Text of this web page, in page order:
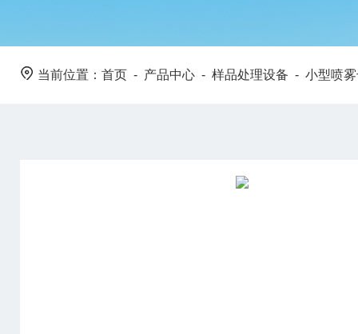
当前位置： 首页 - 产品中心 - 样品处理设备 - 小型喷